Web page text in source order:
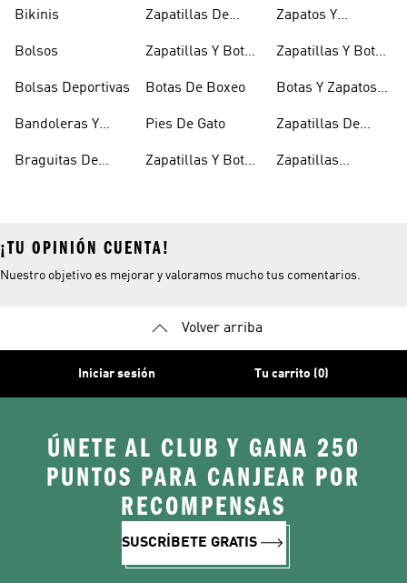
Bikinis
Bolsos
Bolsas Deportivas
Bandoleras Y
Hombro
Braguitas De
Zapatillas De
Zapatillas Y Botas
Botas De Boxeo
Pies De Gato
Zapatillas Y Botas
Zapatos Y
Doradas
Zapatillas Y Botas
Botas Y Zapatos
Zapatillas De
Zapatillas
¡TU OPINIÓN CUENTA!
Nuestro objetivo es mejorar y valoramos mucho tus comentarios.
Volver arriba
Iniciar sesión Tu carrito (0)
ÚNETE AL CLUB Y GANA 250
PUNTOS PARA CANJEAR POR
RECOMPENSAS
SUSCRÍBETE GRATIS